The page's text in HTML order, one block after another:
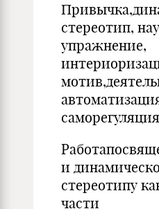
стереотип,
упражнение,
и
стереотипу
части